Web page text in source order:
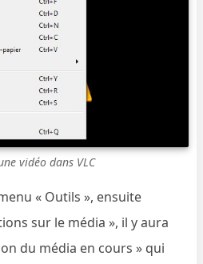
vidéo dans VLC
« Outils », ensuite
sur le média », il y aura
du média en cours » qui